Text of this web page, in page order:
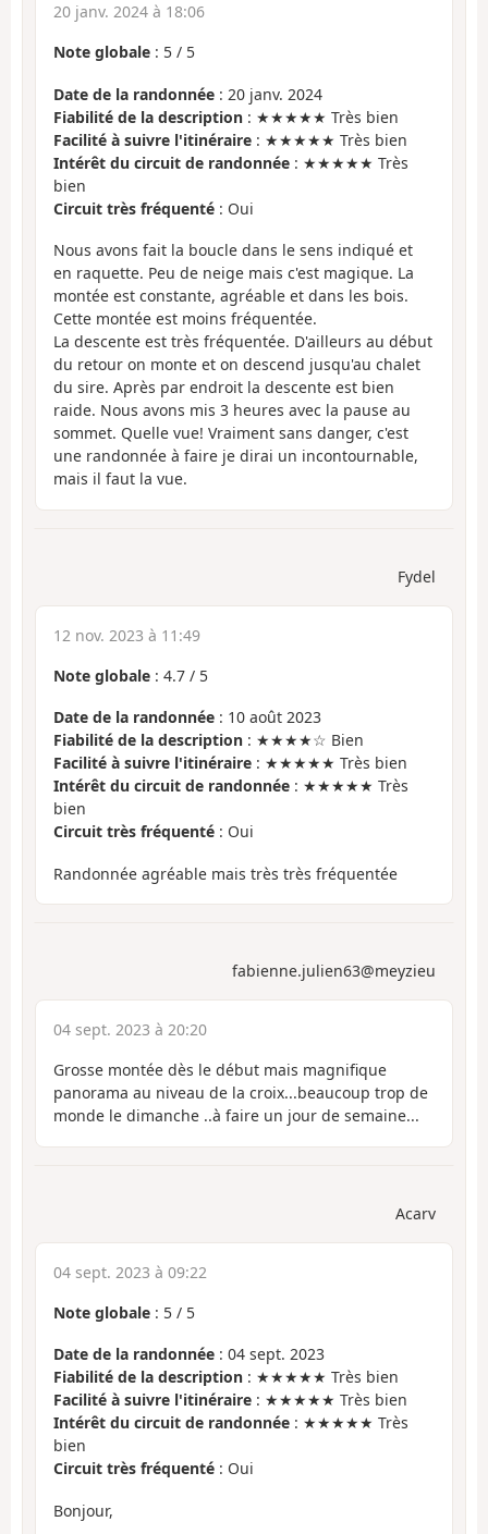
20 janv. 2024 à 18:06
Note globale : 5 / 5
Date de la randonnée : 20 janv. 2024
Fiabilité de la description : ★★★★★ Très bien
Facilité à suivre l'itinéraire : ★★★★★ Très bien
Intérêt du circuit de randonnée : ★★★★★ Très
bien
Circuit très fréquenté : Oui
Nous avons fait la boucle dans le sens indiqué et
en raquette. Peu de neige mais c'est magique. La
montée est constante, agréable et dans les bois.
Cette montée est moins fréquentée.
La descente est très fréquentée. D'ailleurs au début
du retour on monte et on descend jusqu'au chalet
du sire. Après par endroit la descente est bien
raide. Nous avons mis 3 heures avec la pause au
sommet. Quelle vue! Vraiment sans danger, c'est
une randonnée à faire je dirai un incontournable,
mais il faut la vue.
Fydel
12 nov. 2023 à 11:49
Note globale : 4.7 / 5
Date de la randonnée : 10 août 2023
Fiabilité de la description : ★★★★☆ Bien
Facilité à suivre l'itinéraire : ★★★★★ Très bien
Intérêt du circuit de randonnée : ★★★★★ Très
bien
Circuit très fréquenté : Oui
Randonnée agréable mais très très fréquentée
fabienne.julien63@meyzieu
04 sept. 2023 à 20:20
Grosse montée dès le début mais magnifique
panorama au niveau de la croix...beaucoup trop de
monde le dimanche ..à faire un jour de semaine...
Acarv
04 sept. 2023 à 09:22
Note globale : 5 / 5
Date de la randonnée : 04 sept. 2023
Fiabilité de la description : ★★★★★ Très bien
Facilité à suivre l'itinéraire : ★★★★★ Très bien
Intérêt du circuit de randonnée : ★★★★★ Très
bien
Circuit très fréquenté : Oui
Bonjour,